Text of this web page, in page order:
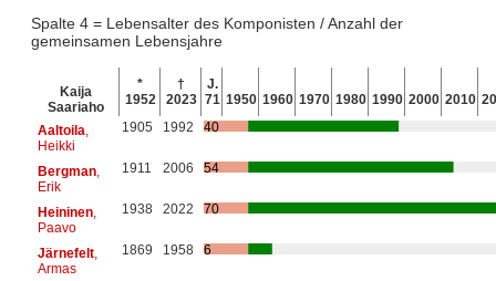
Spalte 4 = Lebensalter des Komponisten / Anzahl der
gemeinsamen Lebensjahre
Kaija
Saariaho
*
1952
†
2023
J.
71 1950 1960 1970 1980 1990 2000 2010
Aaltoila
Heikki
1905 1992 40
Bergman,
Erik
1911 2006 54
Heininen,
Paavo
1938 2022 70
Järnefelt,
Armas
1869 1958 6